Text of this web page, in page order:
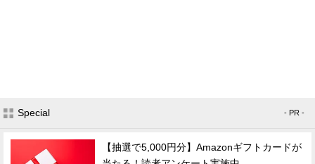
Special - PR -
【抽選で5,000円分】Amazonギフトカードが